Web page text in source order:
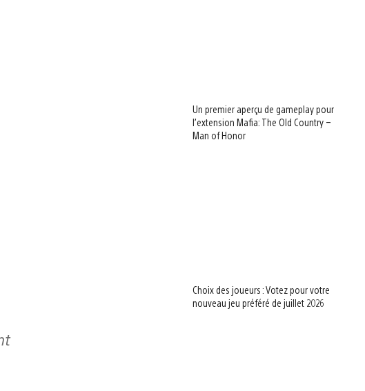
Un premier aperçu de gameplay pour
l’extension Mafia: The Old Country –
Man of Honor
Choix des joueurs : Votez pour votre
nouveau jeu préféré de juillet 2026